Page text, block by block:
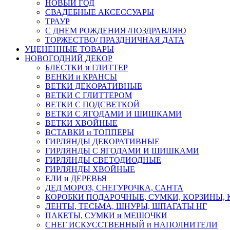
НОВЫЙ ГОД
СВАДЕБНЫЕ АКСЕССУАРЫ
ТРАУР
С ДНЕМ РОЖДЕНИЯ /ПОЗДРАВЛЯЮ
ТОРЖЕСТВО/ ПРАЗДНИЧНАЯ ДАТА
УЦЕНЕННЫЕ ТОВАРЫ
НОВОГОДНИЙ ДЕКОР
БЛЕСТКИ и ГЛИТТЕР
ВЕНКИ и КРАНСЫ
ВЕТКИ ДЕКОРАТИВНЫЕ
ВЕТКИ С ГЛИТТЕРОМ
ВЕТКИ С ПОДСВЕТКОЙ
ВЕТКИ С ЯГОДАМИ И ШИШКАМИ
ВЕТКИ ХВОЙНЫЕ
ВСТАВКИ и ТОППЕРЫ
ГИРЛЯНДЫ ДЕКОРАТИВНЫЕ
ГИРЛЯНДЫ С ЯГОДАМИ И ШИШКАМИ
ГИРЛЯНДЫ СВЕТОДИОДНЫЕ
ГИРЛЯНДЫ ХВОЙНЫЕ
ЕЛИ и ДЕРЕВЬЯ
ДЕД МОРОЗ, СНЕГУРОЧКА, САНТА
КОРОБКИ ПОДАРОЧНЫЕ, СУМКИ,
ЛЕНТЫ, ТЕСЬМА, ШНУРЫ, ШПАГАТЫ НГ
ПАКЕТЫ, СУМКИ и МЕШОЧКИ
СНЕГ ИСКУССТВЕННЫЙ и НАПОЛНИТЕЛИ